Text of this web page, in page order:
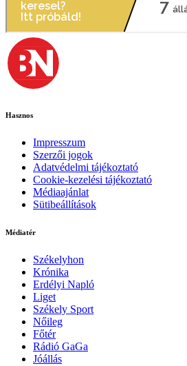
Hasznos
Impresszum
Szerzői jogok
Adatvédelmi tájékoztató
Cookie-kezelési tájékoztató
Médiaajánlat
Sütibeállítások
Médiatér
Székelyhon
Krónika
Erdélyi Napló
Liget
Székely Sport
Nőileg
Főtér
Rádió GaGa
Jóállás